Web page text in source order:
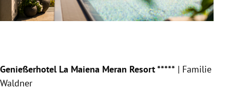
Genießerhotel La Maiena Meran Resort ***** | Familie
Waldner